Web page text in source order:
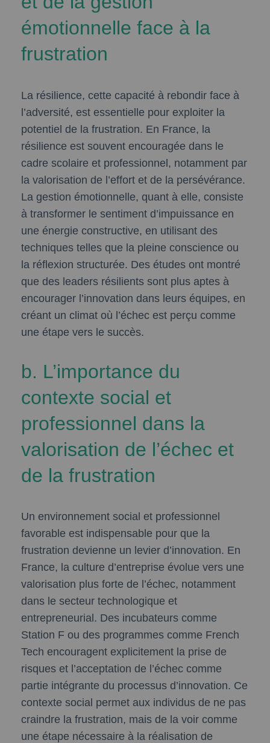
émotionnelle face à la
frustration
La résilience, cette capacité à rebondir face à
l’adversité, est essentielle pour exploiter la
potentiel de la frustration. En France, la
résilience est souvent encouragée dans le
cadre scolaire et professionnel, notamment par
la valorisation de l’effort et de la persévérance.
La gestion émotionnelle, quant à elle, consiste
à transformer le sentiment d’impuissance en
une énergie constructive, en utilisant des
techniques telles que la pleine conscience ou
la réflexion structurée. Des études ont montré
que des leaders résilients sont plus aptes à
encourager l’innovation dans leurs équipes, en
créant un climat où l’échec est perçu comme
une étape vers le succès.
b. L’importance du
contexte social et
professionnel dans la
valorisation de l’échec et
de la frustration
Un environnement social et professionnel
favorable est indispensable pour que la
frustration devienne un levier d’innovation. En
France, la culture d’entreprise évolue vers une
valorisation plus forte de l’échec, notamment
dans le secteur technologique et
entrepreneurial. Des incubateurs comme
Station F ou des programmes comme French
Tech encouragent explicitement la prise de
risques et l’acceptation de l’échec comme
partie intégrante du processus d’innovation. Ce
contexte social permet aux individus de ne pas
craindre la frustration, mais de la voir comme
une étape nécessaire à la réalisation de